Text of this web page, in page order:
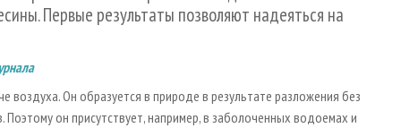
Первые результаты позволяют надеяться на
воздуха. Он образуется в природе в результате разложения без
он присутствует, например, в заболоченных водоемах и